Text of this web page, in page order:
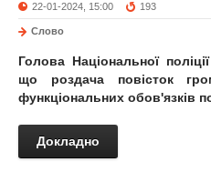
22-01-2024, 15:00 193
Слово
Голова Національної
що роздача повісток
функціональних обов'язків
Докладно